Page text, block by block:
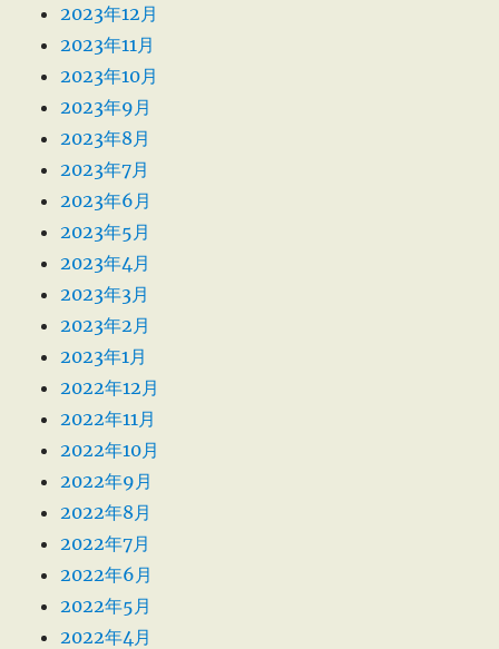
2023年12月
2023年11月
2023年10月
2023年9月
2023年8月
2023年7月
2023年6月
2023年5月
2023年4月
2023年3月
2023年2月
2023年1月
2022年12月
2022年11月
2022年10月
2022年9月
2022年8月
2022年7月
2022年6月
2022年5月
2022年4月